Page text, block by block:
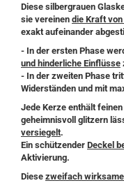
Diese silbergrauen
sie vereinen die Kraft
exakt aufeinander
- In der ersten Phase
und hinderliche Einflüsse
- In der zweiten Phase
Widerständen und mit
Jede Kerze enthält feinen
geheimnisvoll glitzern
versiegelt.
Ein schützender Deckel
Aktivierung.
Diese zweifach